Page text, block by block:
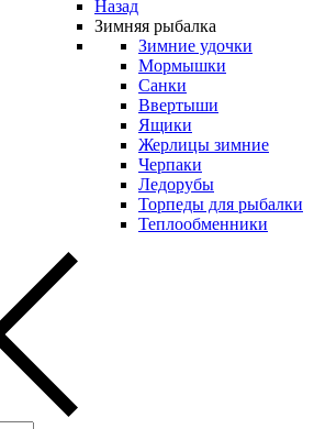
Назад
Зимняя рыбалка
Зимние удочки
Мормышки
Санки
Ввертыши
Ящики
Жерлицы зимние
Черпаки
Ледорубы
Торпеды для рыбалки
Теплообменники